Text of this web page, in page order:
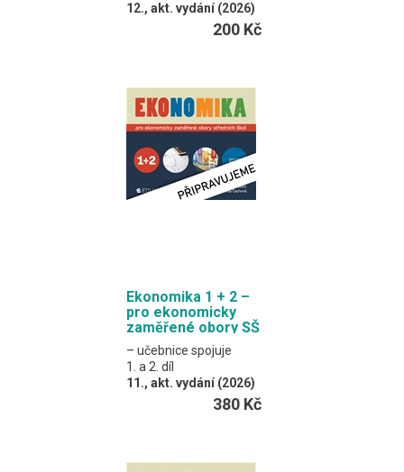
12., akt. vydání (2026)
procvičovací úlohy.
Formát EDUKO PC / 192
stran
200 Kč
Ekonomika 1 + 2 –
pro ekonomicky
zaměřené obory SŠ
– učebnice spojuje
1. a 2. díl
11., akt. vydání (2026)
úlohy.
380 Kč